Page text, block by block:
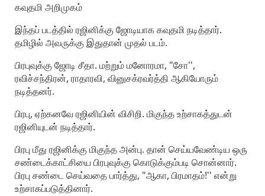
கவுதமி அறிமுகம்
இந்தப் படத்தில் ரஜினிக்கு ஜோடியாக கவுதமி நடித்தார்.
தமிழில் அவருக்கு இதுதான் முதல் படம்.
பிரபுவுக்கு ஜோடி சீதா. மற்றும் மனோரமா, "சோ'',
ரவிச்சந்திரன், ராதாரவி, வினுசக்ரவர்த்தி ஆகியோரும்
நடித்தனர்.
பிரபு, ஏற்கனவே ரஜினியின் விசிறி. மிகுந்த உற்சாகத்துடன்
ரஜினியுடன் நடித்தார்.
பிரபு மீது ரஜினிக்கு மிகுந்த அன்பு. தான் செய்யவேண்டிய ஒரு
சண்டைக்காட்சியை பிரபுவுக்கு கொடுக்கும்படி சொன்னார்.
பிரபு சண்டை செய்வதை பார்த்து, "ஆகா, பிரமாதம்!'' என்று
உற்சாகப்படுத்தினார்.